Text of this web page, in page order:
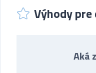
Výhody
Aká